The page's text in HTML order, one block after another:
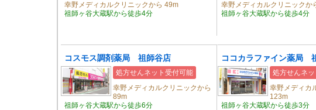
幸野メディカルクリニックから 49m
祖師ヶ谷大蔵駅から徒歩4分
幸野メディカルクリニックか
祖師ヶ谷大蔵駅から徒歩4分
コスモス調剤薬局 祖師谷店
処方せんネット受付可能
幸野メディカルクリニックから
89m
祖師ヶ谷大蔵駅から徒歩6分
ココカラファイン薬局
処方せんネ
幸野メディカ
123m
祖師ヶ谷大蔵駅から徒歩3分